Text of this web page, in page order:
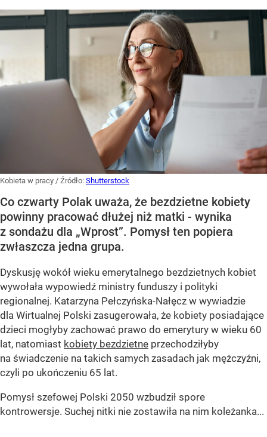
Kobieta w pracy / Źródło: Shutterstock
Co czwarty Polak uważa, że bezdzietne kobiety
powinny pracować dłużej niż matki - wynika
z sondażu dla „Wprost”. Pomysł ten popiera
zwłaszcza jedna grupa.
Dyskusję wokół wieku emerytalnego bezdzietnych kobiet
wywołała wypowiedź ministry funduszy i polityki
regionalnej. Katarzyna Pełczyńska-Nałęcz w wywiadzie
dla Wirtualnej Polski zasugerowała, że kobiety posiadające
dzieci mogłyby zachować prawo do emerytury w wieku 60
lat, natomiast kobiety bezdzietne przechodziłyby
na świadczenie na takich samych zasadach jak mężczyźni,
czyli po ukończeniu 65 lat.
Pomysł szefowej Polski 2050 wzbudził spore
kontrowersje. Suchej nitki nie zostawiła na nim koleżanka...